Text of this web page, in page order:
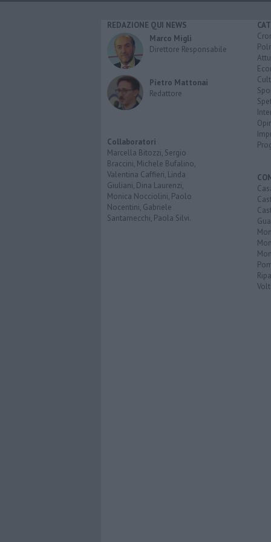
REDAZIONE QUI NEWS
Marco Migli
Direttore Responsabile
Pietro Mattonai
Redattore
Collaboratori
Marcella Bitozzi, Sergio
Braccini, Michele Bufalino,
Valentina Caffieri, Linda
Giuliani, Dina Laurenzi,
Monica Nocciolini, Paolo
Nocentini, Gabriele
Santarnecchi, Paola Silvi.